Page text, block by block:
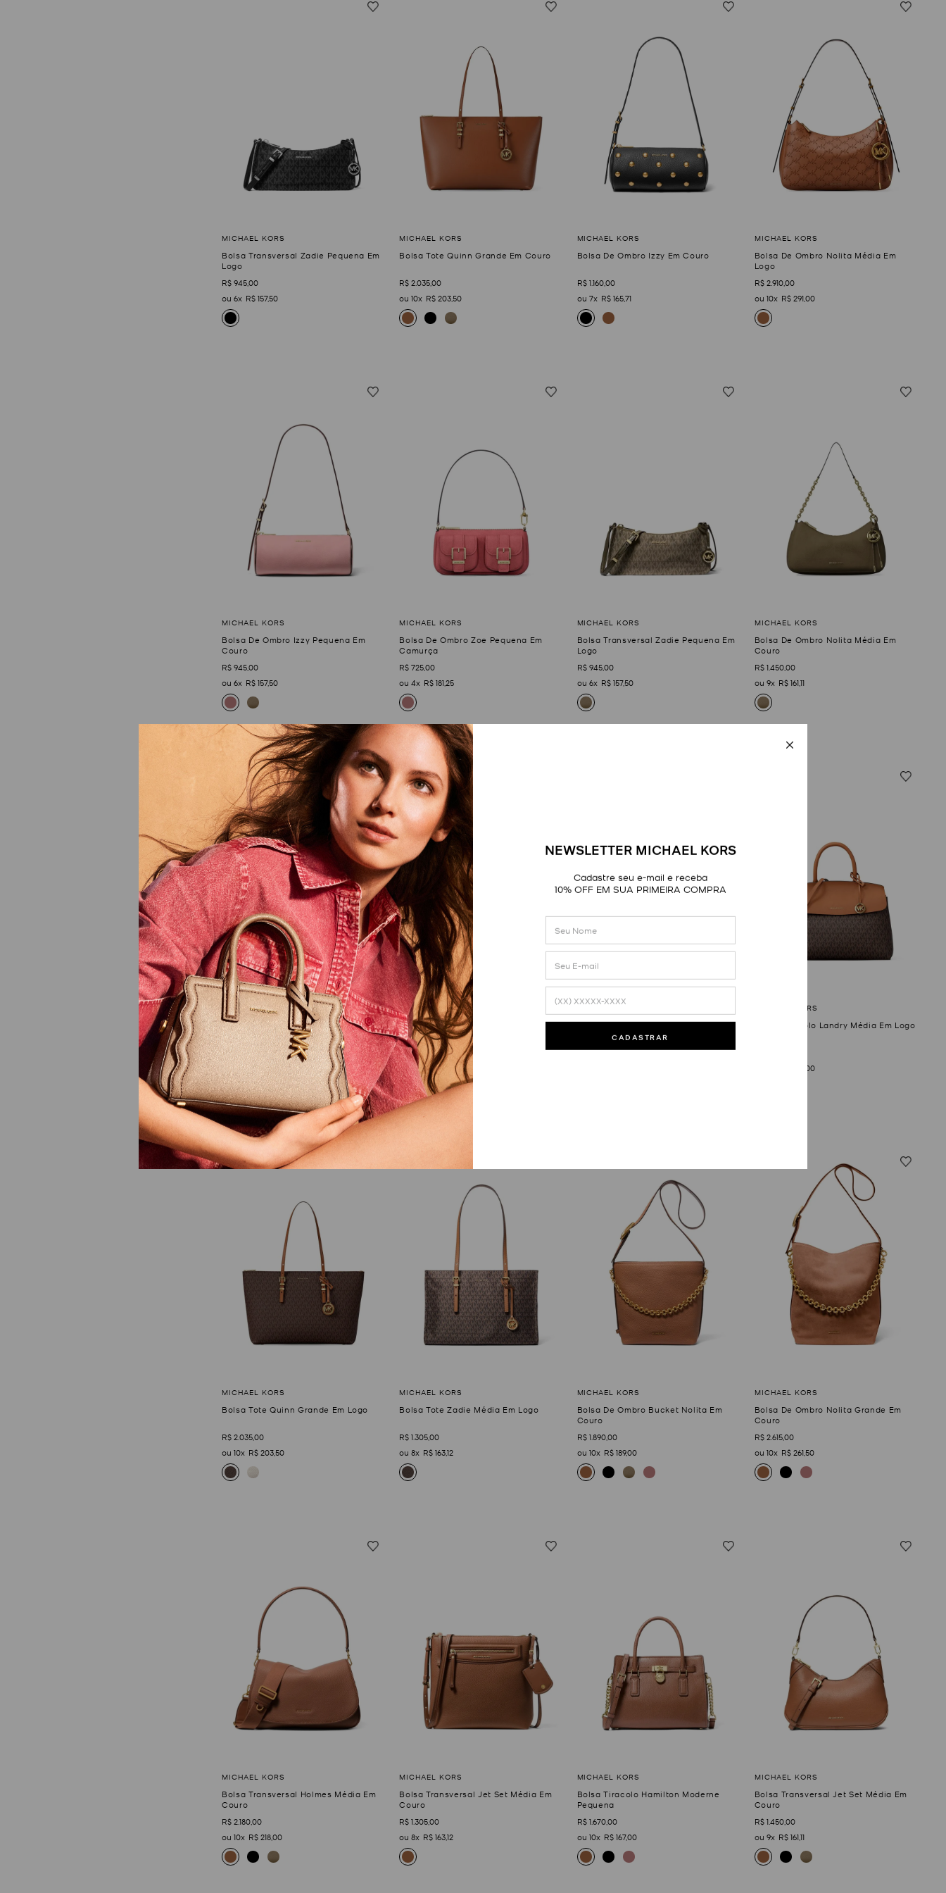
NEWSLETTER MICHAEL KORS
Cadastre seu e-mail e receba
10% OFF EM SUA PRIMEIRA COMPRA
CADASTRAR
Bolsa Transversal Zadie Pequena Em
Logo
R$94500
6
R$157,50
Bolsa Tote Quinn Grande Em Couro
R$ 2.035,00
10
R$ 203,50
Bolsa De Ombro Izzy Em Couro
R$ 1.160,00
7
R$ 165,71
Bolsa De Ombro Nolita Média Em
Logo
R$ 2.910,00
10
R$ 291,00
Bolsa De Ombro Izzy Pequena Em
Couro
R$94500
6
R$157,50
Bolsa De Ombro Zoe Pequena Em
Camurça
R$ 725,00
4
R$ 181,25
Bolsa Transversal Zadie Pequena Em
Logo
R$ 945,00
6
R$ 157,50
Bolsa De Ombro Nolita Média Em
Couro
R$ 1.450,00
9
R$ 161,11
Bolsa Tiracolo Landry Pequena
R$ 1.67000
10
R$ 167,00
Bolsa Tiracolo Landry Pequena Em
Logo
R$1.670,00
10
R$167 00
Bolsa Tiracolo Landry Pequena Em
R$1.670,00
Bolsa Tiracolo Landry Média Em Logo
00
Bolsa Tote Quinn Grande Em Logo
R$203500
10
R$20350
Bolsa Tote Zadie Média Em Logo
R$ 1.305,00
8
R$ 163,12
Bolsa De Ombro Bucket Nolita Em
Couro
R$ 1.890,00
10
R$ 189,00
Bolsa De Ombro Nolita Grande Em
Couro
R$ 2.615,00
10
R$ 261,50
Bolsa Transversal Holmes Média Em
Couro
R$2.180,00
10
R$218,00
Bolsa Transversal Jet Set Média Em
Couro
R$ 1.305,00
8
R$ 163,12
Bolsa Tiracolo Hamilton Moderne
Pequena
R$ 1.670,00
10
R$ 167,00
Bolsa Transversal Jet Set Média Em
Couro
R$ 1.450,00
9
R$ 161,11